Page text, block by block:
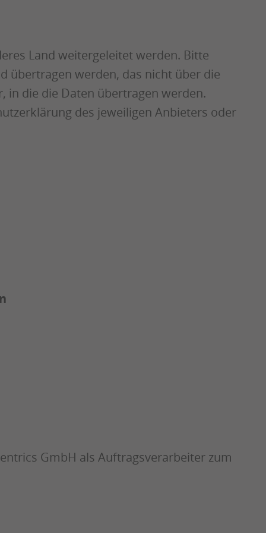
Land weitergeleitet werden. Bitte
übertragen werden, das nicht über die
in die die Daten übertragen werden.
des jeweiligen Anbieters oder
GmbH als Auftragsverarbeiter zum